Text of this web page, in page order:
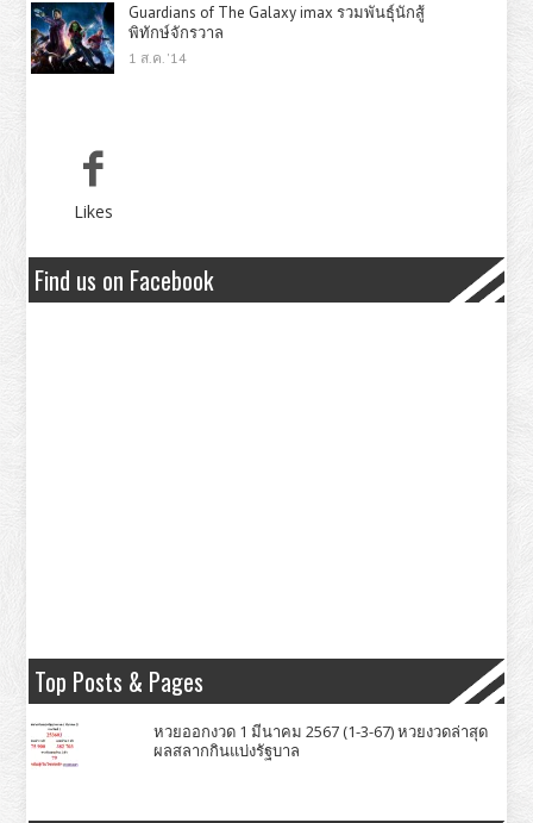
Guardians of The Galaxy imax รวมพันธุ์นักสู้
พิทักษ์จักรวาล
1 ส.ค. '14
Likes
Find us on Facebook
Top Posts & Pages
หวยออกงวด 1 มีนาคม 2567 (1-3-67) หวยงวดล่าสุด
ผลสลากกินแบ่งรัฐบาล